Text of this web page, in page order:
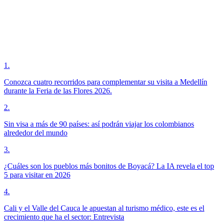
1 .
Conozca cuatro recorridos para complementar su visita a Medellín
durante la Feria de las Flores 2026.
2.
Sin visa a más de 90 países: así podrán viajar los colombianos
alrededor del mundo
3.
¿Cuáles son los pueblos más bonitos de Boyacá? La IA revela el top
5 para visitar en 2026
4.
Cali y el Valle del Cauca le apuestan al turismo médico, este es el
crecimiento que ha el sector: Entrevista